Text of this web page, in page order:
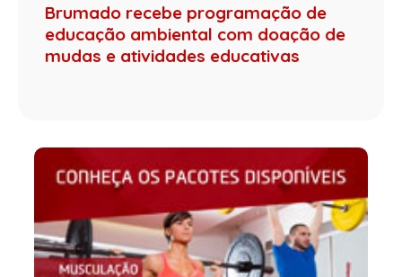
Brumado recebe programação de
educação ambiental com doação de
mudas e atividades educativas